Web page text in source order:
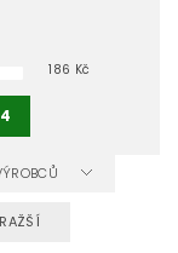
186 Kč
4